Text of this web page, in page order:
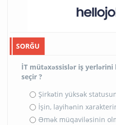
SORĞU
İT mütəxəssislər iş yerlərini
seçir ?
Şirkətin yüksək
İşin, layihənin
Əmək müqaviləsinin